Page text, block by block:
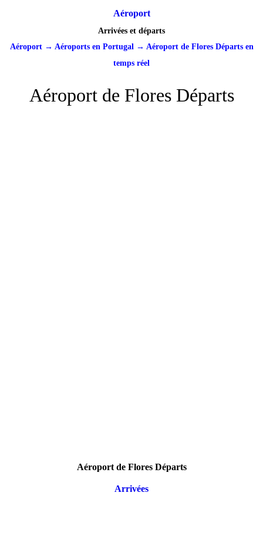
Aéroport
Arrivées et départs
Aéroport→ Aéroports en Portugal→ Aéroport de Flores Départs en
temps réel
Aéroport de Flores Départs
Aéroport de Flores Départs
Arrivées